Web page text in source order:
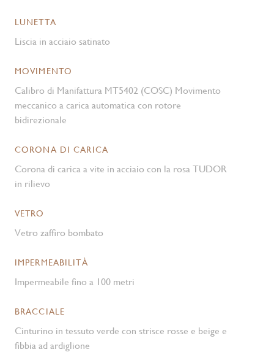
LUNETTA
Liscia in acciaio satinato
MOVIMENTO
Calibro di Manifattura MT5402 (COSC) Movimento
meccanico a carica automatica con rotore
bidirezionale
CORONA DI CARICA
Corona di carica a vite in acciaio con la rosa TUDOR
in rilievo
VETRO
Vetro zaffiro bombato
IMPERMEABILITÀ
Impermeabile fino a 100 metri
BRACCIALE
Cinturino in tessuto verde con strisce rosse e beige e
fibbia ad ardiglione